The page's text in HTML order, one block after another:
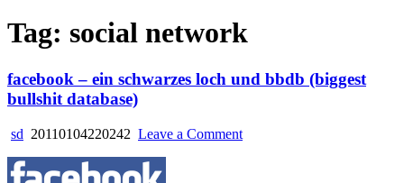
Tag: social network
facebook – ein schwarzes loch und bbdb (biggest
bullshit database)
sd 20110104220242 Leave a Commenton